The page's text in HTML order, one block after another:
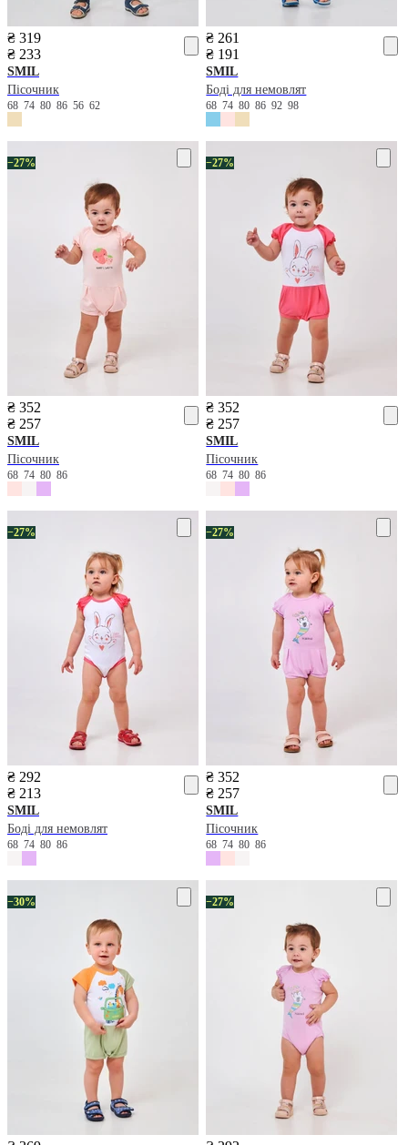
₴ 319
₴ 233
SMIL
Пісочник
68 74 80 86 56 62
₴ 261
₴ 191
SMIL
Боді для немовлят
687480869298
−27%
₴ 352
₴ 257
SMIL
Пісочник
68 74 80 86
−27%
₴ 352
₴ 257
SMIL
Пісочник
68748086
−27%
₴ 292
₴ 213
SMIL
Боді для немовлят
68 74 80 86
−27%
₴ 352
₴ 257
SMIL
Пісочник
68748086
−30% −27%